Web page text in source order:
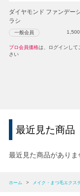
ダイヤモンド ファンデー
ラシ
一般会員 1,500
プロ会員価格は、ログインして
さい
最近見た商品
最近見た商品がありま
ホーム > メイク・まつ毛エクス